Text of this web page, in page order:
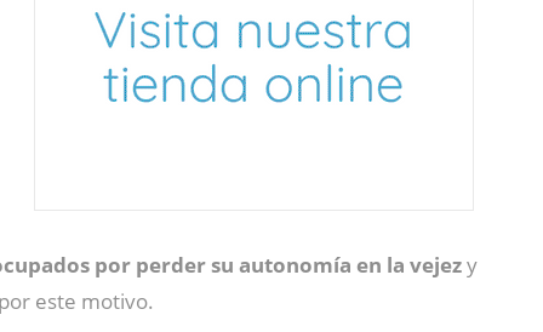
por perder su autonomía en la vejezy
este motivo.